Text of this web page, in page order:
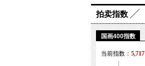
拍卖指数
国画400指数
当前指数： 5,717